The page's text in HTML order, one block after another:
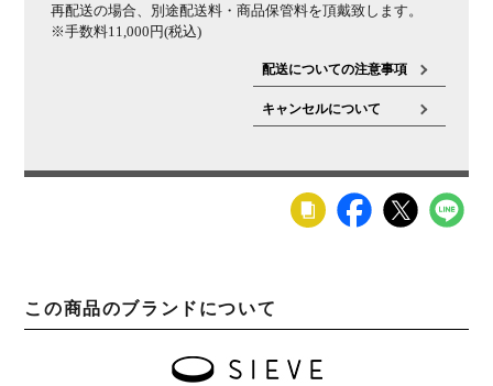
再配送の場合、別途配送料・商品保管料を頂戴致します。
※手数料11,000円(税込)
配送についての注意事項
キャンセルについて
この商品のブランドについて